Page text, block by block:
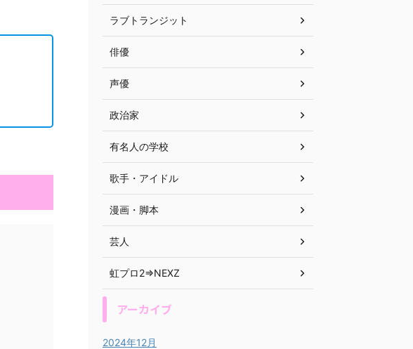
ラブトランジット
俳優
声優
政治家
有名人の学校
歌手・アイドル
漫画・脚本
芸人
虹プロ2⇒NEXZ
アーカイブ
2024年12月